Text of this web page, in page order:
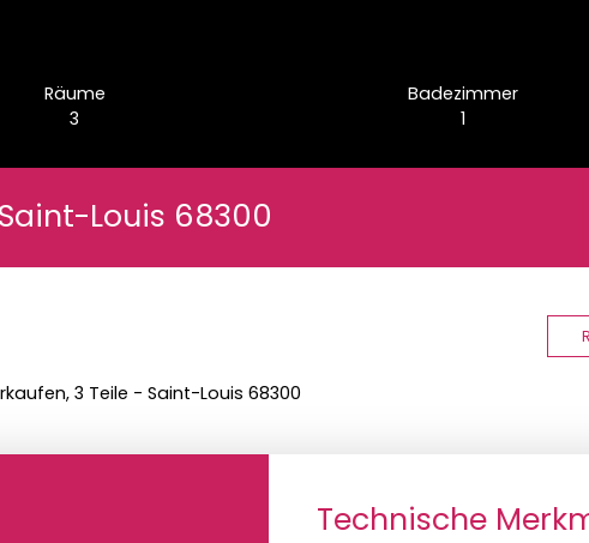
Räume
3
Badezimmer
1
Louis 68300
3 Teile - Saint-Louis 68300
Technische